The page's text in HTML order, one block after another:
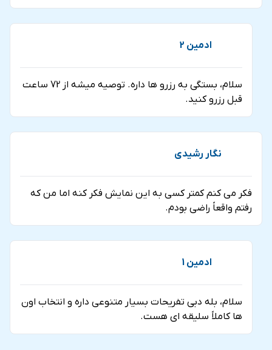
ادمین 2
سلام، بستگی به رزرو ها داره. توصیه میشه از 72 ساعت
قبل رزرو کنید.
نگار رشیدی
فکر می کنم کمتر کسی به این نمایش فکر کنه اما من که
رفتم واقعاً راضی بودم.
ادمین 1
سلام، بله دبی تفریحات بسیار متنوعی داره و انتخاب اون
ها کاملاً سلیقه ای هست.